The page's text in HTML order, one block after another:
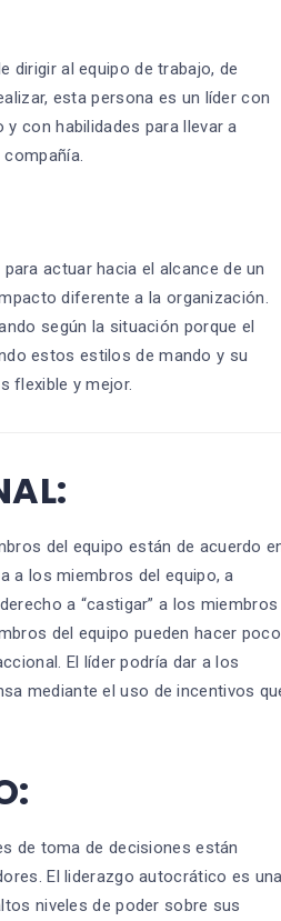
dirigir al equipo de trabajo, de
esta persona es un líder con
con habilidades para llevar a
actuar hacia el alcance de un
diferente a la organización.
según la situación porque el
estos estilos de mando y su
flexible y mejor.
del equipo están de acuerdo
a los miembros del equipo, a
a “castigar” a los miembros
del equipo pueden hacer poco
El líder podría dar a los
mediante el uso de incentivos
de toma de decisiones están
El liderazgo autocrático es una
niveles de poder sobre sus